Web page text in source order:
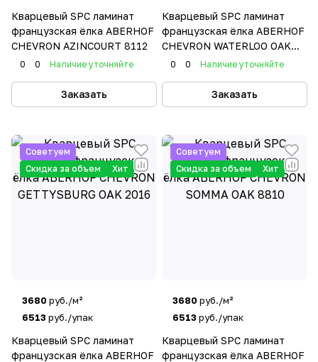
Кварцевый SPC ламинат
французская ёлка ABERHOF
CHEVRON AZINCOURT 8112
0 0 Наличие уточняйте
Заказать
Кварцевый SPC ламинат
французская ёлка ABERHOF
CHEVRON WATERLOO OAK
1010
0 0 Наличие уточняйте
Заказать
Советуем
Скидка за объем
Хит
3680 руб./м²
6513 руб./упак
Кварцевый SPC ламинат
французская ёлка ABERHOF
Советуем
Скидка за объем
Хит
3680 руб./м²
6513 руб./упак
Кварцевый SPC ламинат
французская ёлка ABERHOF